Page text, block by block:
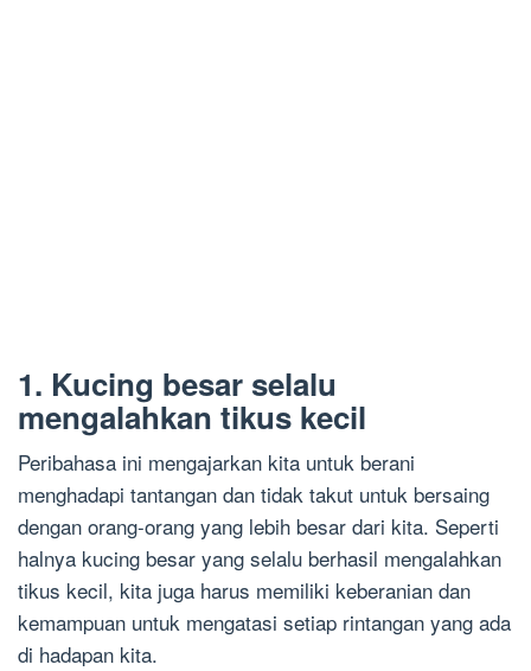
1. Kucing besar selalu
mengalahkan tikus kecil
Peribahasa ini mengajarkan kita untuk berani
menghadapi tantangan dan tidak takut untuk bersaing
dengan orang-orang yang lebih besar dari kita. Seperti
halnya kucing besar yang selalu berhasil mengalahkan
tikus kecil, kita juga harus memiliki keberanian dan
kemampuan untuk mengatasi setiap rintangan yang ada
di hadapan kita.